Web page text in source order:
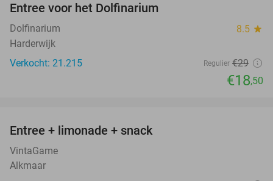
Entree voor het Dolfinarium
Dolfinarium 8.5 star
Harderwijk
Verkocht: 21.215
Regulier €29
€18,50
Entree + limonade + snack
VintaGame
Alkmaar